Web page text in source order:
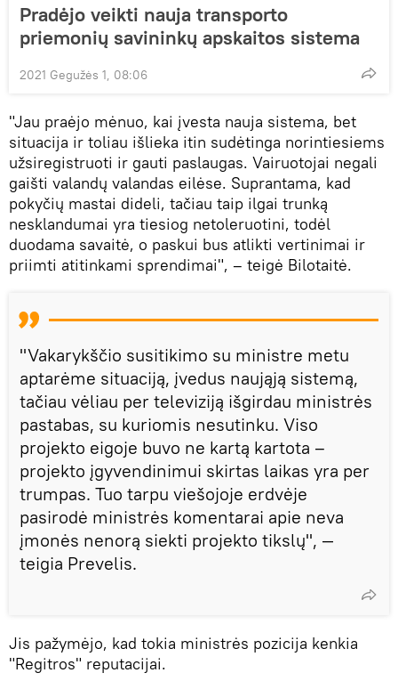
Pradėjo veikti nauja transporto
priemonių savininkų apskaitos sistema
2021 Gegužės 1, 08:06
"Jau praėjo mėnuo, kai įvesta nauja sistema, bet
situacija ir toliau išlieka itin sudėtinga norintiesiems
užsiregistruoti ir gauti paslaugas. Vairuotojai negali
gaišti valandų valandas eilėse. Suprantama, kad
pokyčių mastai dideli, tačiau taip ilgai trunką
nesklandumai yra tiesiog netoleruotini, todėl
duodama savaitė, o paskui bus atlikti vertinimai ir
priimti atitinkami sprendimai", – teigė Bilotaitė.
"Vakarykščio susitikimo su ministre metu
aptarėme situaciją, įvedus naująją sistemą,
tačiau vėliau per televiziją išgirdau ministrės
pastabas, su kuriomis nesutinku. Viso
projekto eigoje buvo ne kartą kartota –
projekto įgyvendinimui skirtas laikas yra per
trumpas. Tuo tarpu viešojoje erdvėje
pasirodė ministrės komentarai apie neva
įmonės nenorą siekti projekto tikslų", —
teigia Prevelis.
Jis pažymėjo, kad tokia ministrės pozicija kenkia
"Regitros" reputacijai.